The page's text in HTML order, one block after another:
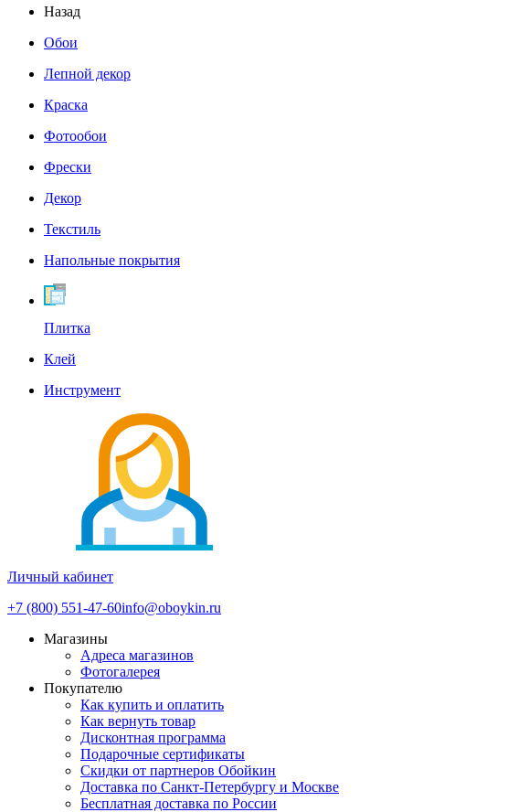
Назад
Обои
Лепной декор
Краска
Фотообои
Фрески
Декор
Текстиль
Напольные покрытия
Плитка
Клей
Инструмент
Личный кабинет
+7 (800) 551-47-60info@oboykin.ru
Магазины
Адреса магазинов
Фотогалерея
Покупателю
Как купить и оплатить
Как вернуть товар
Дисконтная программа
Подарочные сертификаты
Скидки от партнеров Обойкин
Доставка по Санкт-Петербургу и Москве
Бесплатная доставка по России